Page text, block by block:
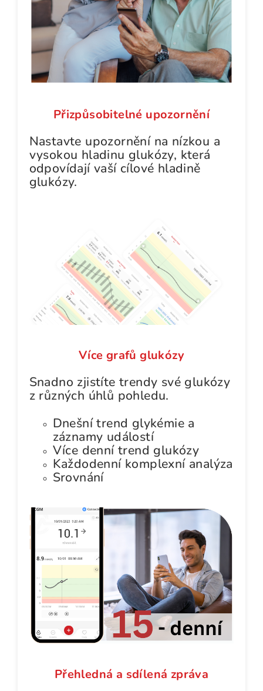
Přizpůsobitelné upozornění
Nastavte upozornění na nízkou a
vysokou hladinu glukózy, která
odpovídají vaší cílové hladině
glukózy.
Více grafů glukózy
Snadno zjistíte trendy své glukózy
z různých úhlů pohledu.
Dnešní trend glykémie a
záznamy událostí
Více denní trend glukózy
Každodenní komplexní analýza
Srovnání
Přehledná a sdílená zpráva